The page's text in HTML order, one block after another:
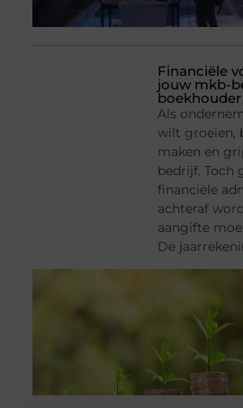
Financiële
jouw mkb-
Als
wilt groeien,
maken en
bedrijf. Toch
financiële
achteraf
aangifte
De